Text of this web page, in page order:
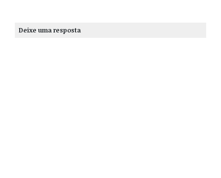
Deixe uma resposta